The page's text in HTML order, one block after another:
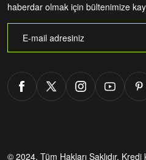
haberdar olmak için bültenimize
© 2024. Tüm Hakları Saklıdır. Kredi